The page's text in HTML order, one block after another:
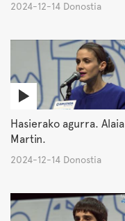
2024-12-14 Donostia
Hasierako agurra. Alaia
Martin.
2024-12-14 Donostia